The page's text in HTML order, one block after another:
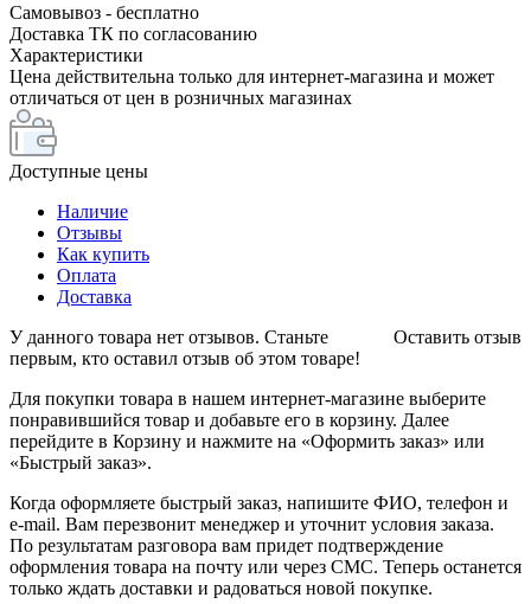
Самовывоз - бесплатно
Доставка ТК по согласованию
Характеристики
Цена действительна только для интернет-магазина и может
отличаться от цен в розничных магазинах
Доступные цены
Наличие
Отзывы
Как купить
Оплата
Доставка
Оставить отзыв
У данного товара нет отзывов. Станьте
первым, кто оставил отзыв об этом товаре!
Для покупки товара в нашем интернет-магазине выберите
понравившийся товар и добавьте его в корзину. Далее
перейдите в Корзину и нажмите на «Оформить заказ» или
«Быстрый заказ».
Когда оформляете быстрый заказ, напишите ФИО, телефон и
e-mail. Вам перезвонит менеджер и уточнит условия заказа.
По результатам разговора вам придет подтверждение
оформления товара на почту или через СМС. Теперь останется
только ждать доставки и радоваться новой покупке.